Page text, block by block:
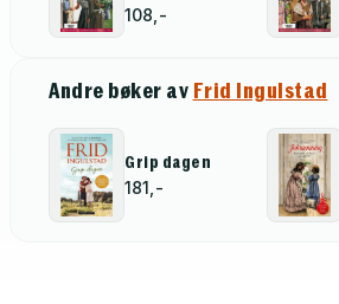
108,-
Andre bøker av Frid Ingulstad
Grip dagen
181,-